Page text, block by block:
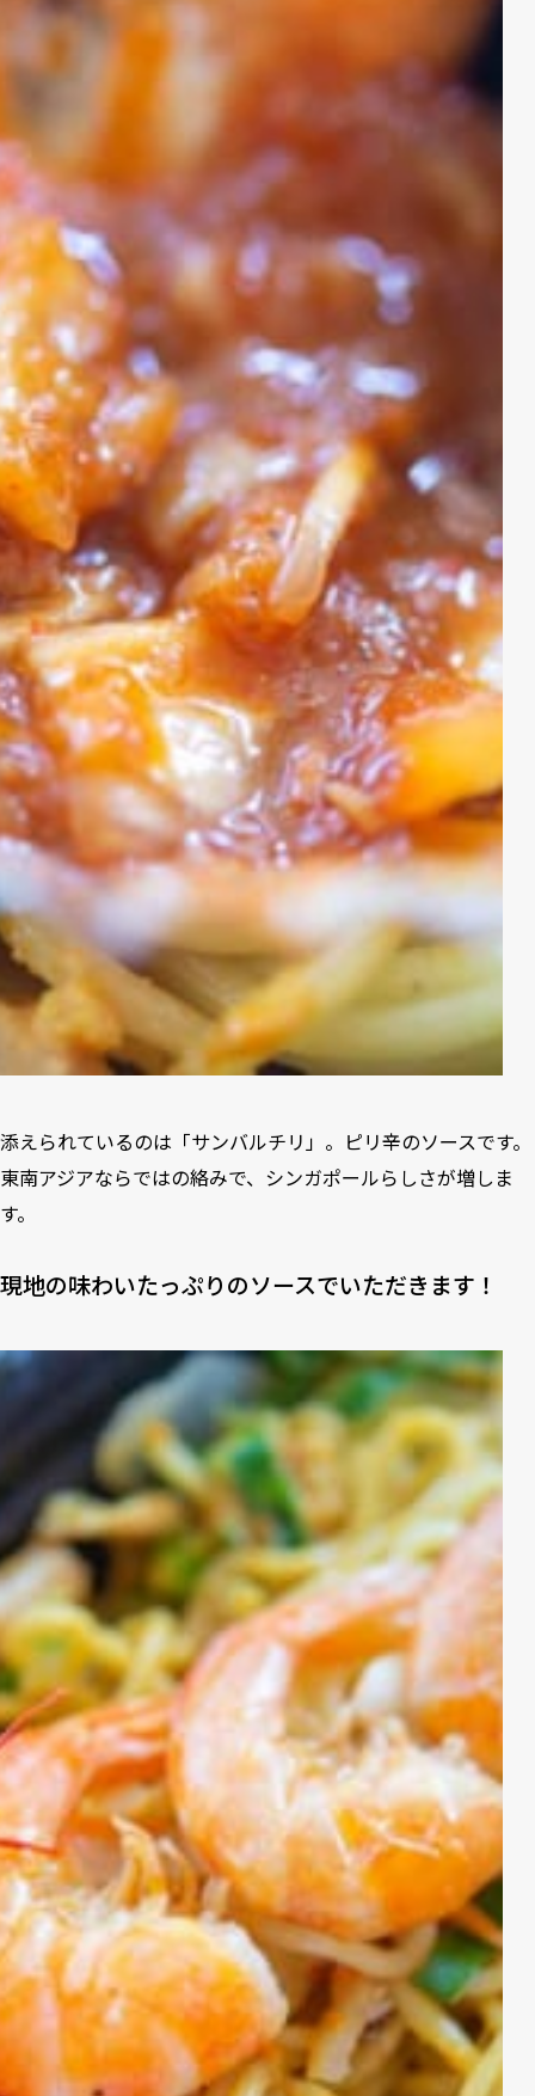
添えられているのは「サンバルチリ」。ピリ辛のソースです。
東南アジアならではの絡みで、シンガポールらしさが増しま
す。
現地の味わいたっぷりのソースでいただきます！